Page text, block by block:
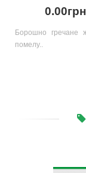
Борошно гречане
помелу..